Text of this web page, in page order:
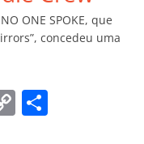
ar
ONE SPOKE, que
concedeu uma
C